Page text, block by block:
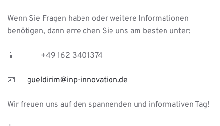
Wenn Sie Fragen haben oder weitere Informationen
benötigen, dann erreichen Sie uns am besten unter:
📱 +49 162 3401374
📧 gueldirim@inp-innovation.de
Wir freuen uns auf den spannenden und informativen Tag!